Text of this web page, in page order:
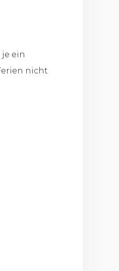
ein
nicht